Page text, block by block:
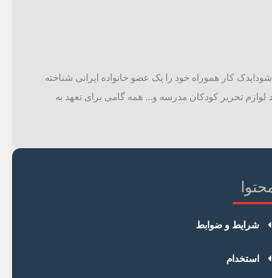
شود!یدک کار هموراه خود را یک عضو خانواده ایرانی شناخته
لوازم تحریر کودکان مدرسه و... همه گامی برای تعهد به
شرایط و ضوابط
استخدام